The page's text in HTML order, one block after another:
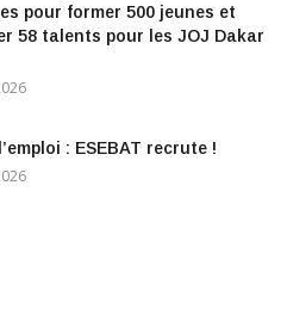
pour former 500 jeunes et
58 talents pour les JOJ Dakar
: ESEBAT recrute !